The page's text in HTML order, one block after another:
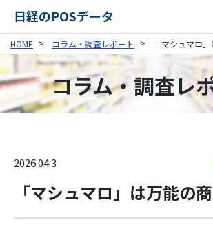
日経のPOSデータ
HOME コラム・調査レポート 「マシュマロ
コラム・調査レ
2026.04.3
「マシュマロ」は万能の